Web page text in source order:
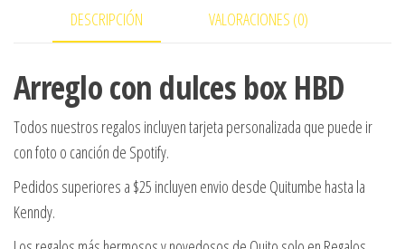
DESCRIPCIÓN VALORACIONES (0)
Arreglo con dulces box HBD
Todos nuestros regalos incluyen tarjeta personalizada que puede ir
con foto o canción de Spotify.
Pedidos superiores a $25 incluyen envio desde Quitumbe hasta la
Kenndy.